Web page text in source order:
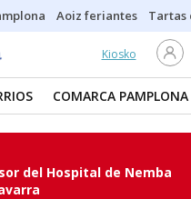
Aoiz feriantes Tartas
Kiosko
COMARCA PAMPLONA
del Hospital de Nemba